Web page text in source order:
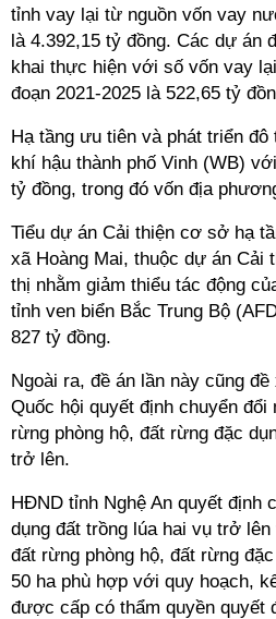
tỉnh vay lại từ nguồn vốn vay
là 4.392,15 tỷ đồng. Các dự án
khai thực hiện với số vốn vay
đoạn 2021-2025 là 522,65 tỷ
Hạ tầng ưu tiên và phát triển
khí hậu thành phố Vinh (WB)
tỷ đồng, trong đó vốn địa
Tiểu dự án Cải thiện cơ sở hạ
xã Hoàng Mai, thuộc dự án Cải
thị nhằm giảm thiểu tác động
tỉnh ven biển Bắc Trung Bộ
827 tỷ đồng.
Ngoài ra, đề án lần này cũng
Quốc hội quyết định chuyển
rừng phòng hộ, đất rừng đặc
trở lên.
HĐND tỉnh Nghệ An quyết định
dụng đất trồng lúa hai vụ trở
đất rừng phòng hộ, đất rừng
50 ha phù hợp với quy hoạch,
được cấp có thẩm quyền quyết